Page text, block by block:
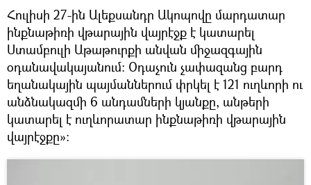
Հուլիսի 27-ին Ալեքսանդր Ակոպովը մարդատար
ինքնաթիռի վթարային վայրէջք է կատարել
Ստամբուլի Աթաթուրքի անվան միջազգային
օդանավակայանում։ Օդաչուն չափազանց բարդ
եղանակային պայմաններում փրկել է 121 ուղևորի ու
անձնակազմի 6 անդամների կյանքը, անթերի
կատարել է ուղևորատար ինքնաթիռի վթարային
վայրէջքը»։